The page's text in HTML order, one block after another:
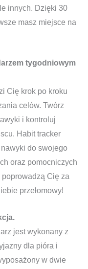
innych. Dzięki 30
masz miejsce na
tygodniowym
Cię krok po kroku
celów. Twórz
i kontroluj
Habit tracker
do swojego
oraz pomocniczych
Cię za
przełomowy!
jest wykonany z
dla pióra i
w dwie